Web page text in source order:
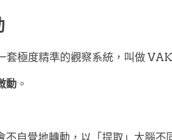
套極度精準的觀察系統，叫做
動 。
自覺地轉動，以「提取」大腦不